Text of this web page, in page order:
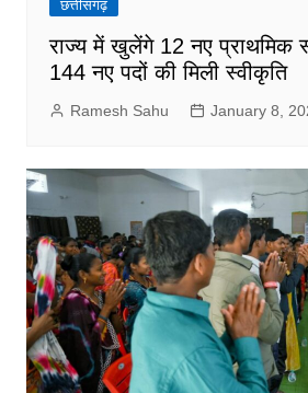
छत्तीसगढ़
राज्य में खुलेंगे 12 नए प्राथमिक
144 नए पदों की मिली स्वीकृति
Ramesh Sahu January 8,